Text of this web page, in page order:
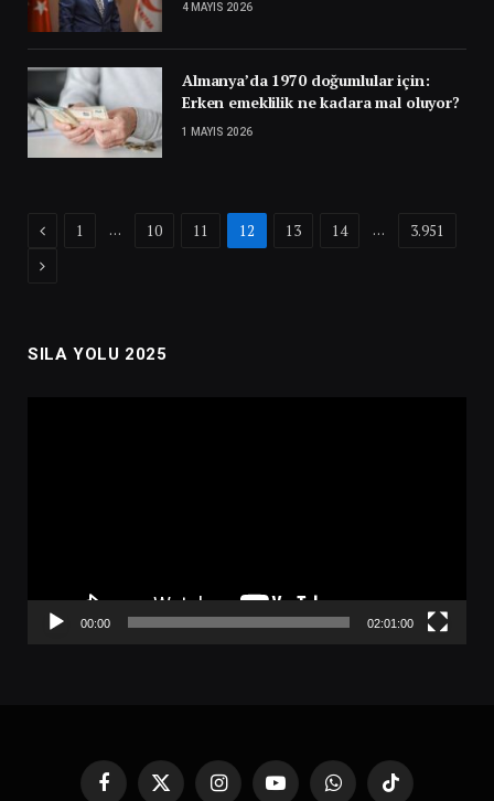
4 MAYIS 2026
Almanya’da 1970 doğumlular için:
Erken emeklilik ne kadara mal oluyor?
1 MAYIS 2026
Previous
1 … 10 11 12 13 14 … 3.951
Next
SILA YOLU 2025
00:00 02:01:00
FacebookX InstagramYouTubeWhatsAppTikTok